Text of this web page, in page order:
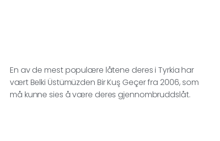
En av de mest populære låtene deres i Tyrkia har
vært Belki Üstümüzden Bir Kuş Geçer fra 2006, som
må kunne sies å være deres gjennombruddslåt.